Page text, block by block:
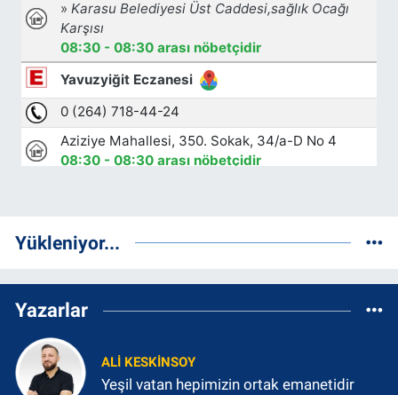
Yükleniyor...
Yazarlar
ALI KESKINSOY
Yeşil vatan hepimizin ortak emanetidir